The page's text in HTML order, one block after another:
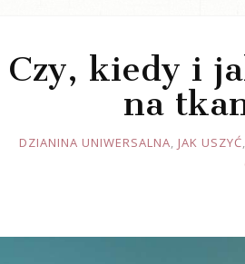
Czy, kiedy i
na
JOULEDZIANINA UNIWERSALNA, JAK USZYĆ,